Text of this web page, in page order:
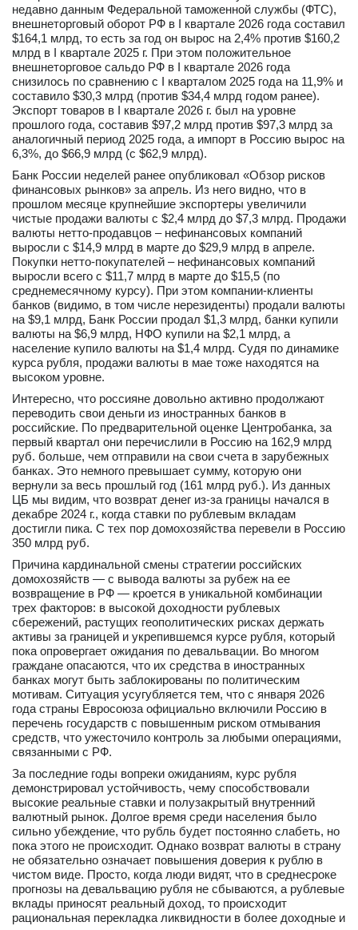
недавно данным Федеральной таможенной службы (ФТС),
внешнеторговый оборот РФ в I квартале 2026 года составил
$164,1 млрд, то есть за год он вырос на 2,4% против $160,2
млрд в I квартале 2025 г. При этом положительное
внешнеторговое сальдо РФ в I квартале 2026 года
снизилось по сравнению с I кварталом 2025 года на 11,9% и
составило $30,3 млрд (против $34,4 млрд годом ранее).
Экспорт товаров в I квартале 2026 г. был на уровне
прошлого года, составив $97,2 млрд против $97,3 млрд за
аналогичный период 2025 года, а импорт в Россию вырос на
6,3%, до $66,9 млрд (с $62,9 млрд).
Банк России неделей ранее опубликовал «Обзор рисков
финансовых рынков» за апрель. Из него видно, что в
прошлом месяце крупнейшие экспортеры увеличили
чистые продажи валюты с $2,4 млрд до $7,3 млрд. Продажи
валюты нетто-продавцов – нефинансовых компаний
выросли с $14,9 млрд в марте до $29,9 млрд в апреле.
Покупки нетто-покупателей – нефинансовых компаний
выросли всего с $11,7 млрд в марте до $15,5 (по
среднемесячному курсу). При этом компании-клиенты
банков (видимо, в том числе нерезиденты) продали валюты
на $9,1 млрд, Банк России продал $1,3 млрд, банки купили
валюты на $6,9 млрд, НФО купили на $2,1 млрд, а
население купило валюты на $1,4 млрд. Судя по динамике
курса рубля, продажи валюты в мае тоже находятся на
высоком уровне.
Интересно, что россияне довольно активно продолжают
переводить свои деньги из иностранных банков в
российские. По предварительной оценке Центробанка, за
первый квартал они перечислили в Россию на 162,9 млрд
руб. больше, чем отправили на свои счета в зарубежных
банках. Это немного превышает сумму, которую они
вернули за весь прошлый год (161 млрд руб.). Из данных
ЦБ мы видим, что возврат денег из-за границы начался в
декабре 2024 г., когда ставки по рублевым вкладам
достигли пика. С тех пор домохозяйства перевели в Россию
350 млрд руб.
Причина кардинальной смены стратегии российских
домохозяйств — с вывода валюты за рубеж на ее
возвращение в РФ — кроется в уникальной комбинации
трех факторов: в высокой доходности рублевых
сбережений, растущих геополитических рисках держать
активы за границей и укрепившемся курсе рубля, который
пока опровергает ожидания по девальвации. Во многом
граждане опасаются, что их средства в иностранных
банках могут быть заблокированы по политическим
мотивам. Ситуация усугубляется тем, что с января 2026
года страны Евросоюза официально включили Россию в
перечень государств с повышенным риском отмывания
средств, что ужесточило контроль за любыми операциями,
связанными с РФ.
За последние годы вопреки ожиданиям, курс рубля
демонстрировал устойчивость, чему способствовали
высокие реальные ставки и полузакрытый внутренний
валютный рынок. Долгое время среди населения было
сильно убеждение, что рубль будет постоянно слабеть, но
пока этого не происходит. Однако возврат валюты в страну
не обязательно означает повышения доверия к рублю в
чистом виде. Просто, когда люди видят, что в среднесроке
прогнозы на девальвацию рубля не сбываются, а рублевые
вклады приносят реальный доход, то происходит
рациональная перекладка ликвидности в более доходные и